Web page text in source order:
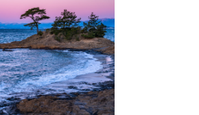
ため、事前の予約をお
嬉しいのが、映画を観
と。隣接するデリ
の地元の素材を使った体
お酒を片手に鑑賞する
ではの贅沢です。映画
いながら目の前の海へ